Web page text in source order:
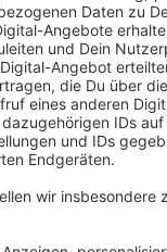
Demnach setzt
fahren auch die
können auch mit
Einführung ein
entlaste das